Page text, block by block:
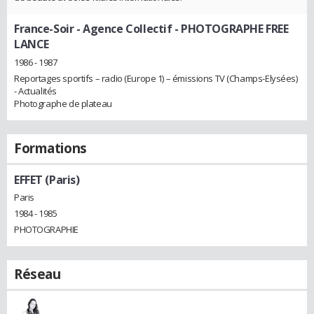
France-Soir - Agence Collectif- PHOTOGRAPHE FREE
LANCE
1986 - 1987
Reportages sportifs – radio (Europe 1) – émissions TV (Champs-Elysées)
- Actualités
Photographe de plateau
Formations
EFFET (Paris)
Paris
1984 - 1985
PHOTOGRAPHIE
Réseau